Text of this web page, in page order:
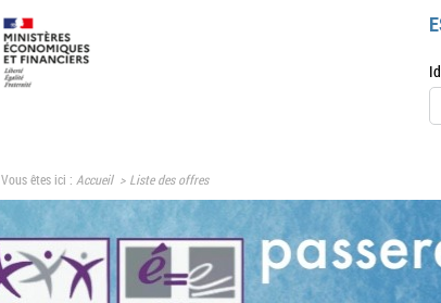
Vous êtes ici : Accueil Liste des offres